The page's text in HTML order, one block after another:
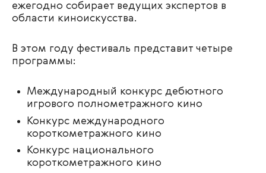
ежегодно собирает ведущих экспертов в
области киноискусства.
В этом году фестиваль представит четыре
программы:
Международный конкурс дебютного
игрового полнометражного кино
Конкурс международного
короткометражного кино
Конкурс национального
короткометражного кино